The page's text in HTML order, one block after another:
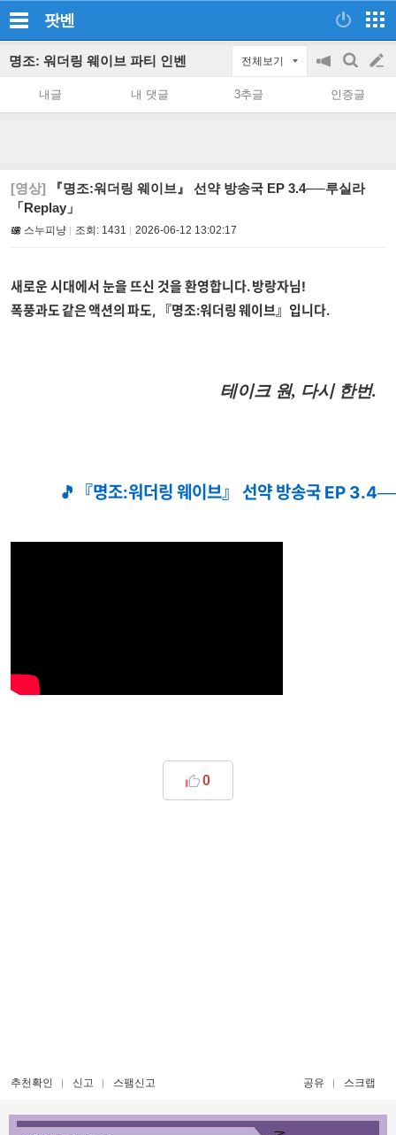
팟벤
명조: 워더링 웨이브 파티 인벤 전체보기
공
on/off
검
색
글
쓰
내글 내 댓글 3추글 인증글
[영상] 『명조:워더링 웨이브』 선약 방송국 EP 3.4──루실라
「Replay」
스누피냥 조회: 1431 2026-06-12 13:02:17
새로운 시대에서 눈을 뜨신 것을 환영합니다. 방랑자님!
폭풍과도 같은 액션의 파도, 『명조:워더링 웨이브』입니다.
테이크 원, 다시 한번.
🎵『명조:워더링 웨이브』 선약 방송국 EP
0
추천확인 신고 스팸신고 공유 스크랩